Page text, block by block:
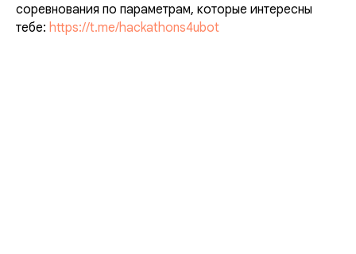
соревнования по параметрам, которые интересны
тебе: https://t.me/hackathons4ubot